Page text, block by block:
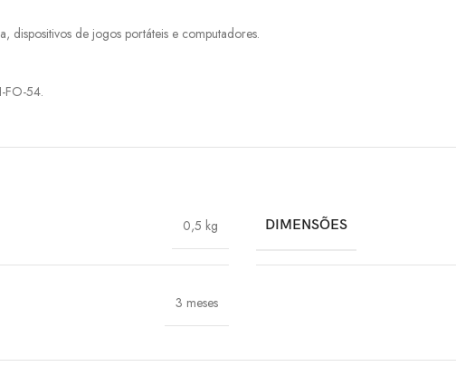
dispositivos de jogos portáteis e computadores.
FO-54.
0,5 kg DIMENSÕES
3 meses